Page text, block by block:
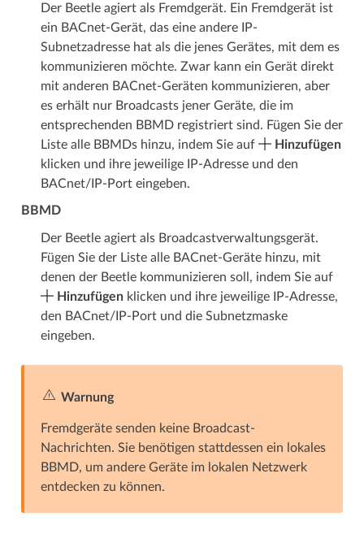
Der Beetle agiert als Fremdgerät. Ein Fremdgerät ist
ein BACnet-Gerät, das eine andere IP-
Subnetzadresse hat als die jenes Gerätes, mit dem es
kommunizieren möchte. Zwar kann ein Gerät direkt
mit anderen BACnet-Geräten kommunizieren, aber
es erhält nur Broadcasts jener Geräte, die im
entsprechenden BBMD registriert sind. Fügen Sie der
Liste alle BBMDs hinzu, indem Sie auf
Hinzufügen
klicken und ihre jeweilige IP-Adresse und den
BACnet/IP-Port eingeben.
BBMD
Der Beetle agiert als Broadcastverwaltungsgerät.
Fügen Sie der Liste alle BACnet-Geräte hinzu, mit
denen der Beetle kommunizieren soll, indem Sie auf
Hinzufügenklicken und ihre jeweilige IP-Adresse,
den BACnet/IP-Port und die Subnetzmaske
eingeben.
Warnung
Fremdgeräte senden keine Broadcast-
Nachrichten. Sie benötigen stattdessen ein lokales
BBMD, um andere Geräte im lokalen Netzwerk
entdecken zu können.